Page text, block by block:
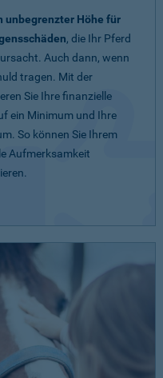
unbegrenzter Höhe für
, die Ihr Pferd
Auch dann, wenn
tragen. Mit der
Sie Ihre finanzielle
ein Minimum und Ihre
So können Sie Ihrem
Aufmerksamkeit